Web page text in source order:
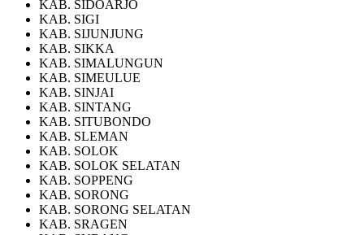
KAB. SIDOARJO
KAB. SIGI
KAB. SIJUNJUNG
KAB. SIKKA
KAB. SIMALUNGUN
KAB. SIMEULUE
KAB. SINJAI
KAB. SINTANG
KAB. SITUBONDO
KAB. SLEMAN
KAB. SOLOK
KAB. SOLOK SELATAN
KAB. SOPPENG
KAB. SORONG
KAB. SORONG SELATAN
KAB. SRAGEN